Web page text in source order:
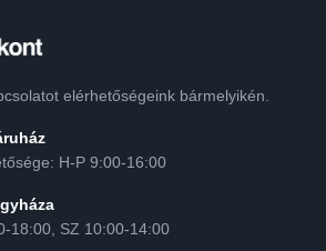
elérhetőségeink bármelyikén.
H-P 9:00-16:00
18:00, SZ 10:00-14:00